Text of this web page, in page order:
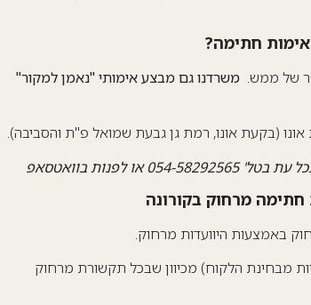
חתימה?
של ממש. משרדנו גם מבצע אימותי "נאמן למקור"
(בקעת אונו, רמת גן גבעת שמואל פ"ת והסביבה).
לפנות בוואטסאפ
חתימה מרחוק בקורונה
באמצעות היוועדות מרחוק.
מבחינת הלקוח) מכיוון שבכל תקשורת מרחוק